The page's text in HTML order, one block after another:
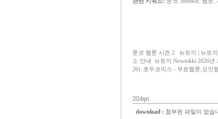
툰코 웹툰 시즌 2
뉴토끼 | 뉴토
소 안내
뉴토끼 Newtokki 2026년
26) 호두코믹스 - 무료웹툰,성인
2l2dqri
download : 첨부된 파일이 없습